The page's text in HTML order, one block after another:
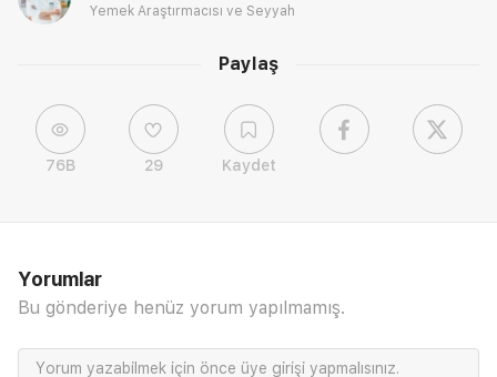
Paylaş
76B 29 Kaydet
Yemek Araştırmacısı ve Seyyah
Yorumlar
Bu gönderiye henüz yorum yapılmamış.
Yorum yazabilmek için önce üye girişi yapmalısınız.